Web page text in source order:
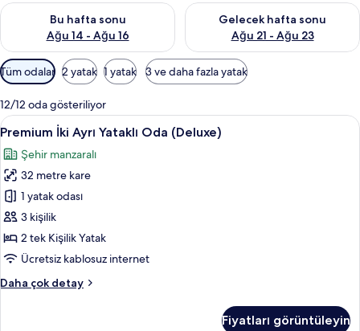
Bu hafta sonu
Ağu 14 - Ağu 16
Bu hafta sonu için müsaitliği kontrol et Ağu 14 - Ağu 16
Gelecek hafta sonu
Ağu 21 - Ağu 23
Önümüzdeki hafta sonu için
Odalar
için
mevcut
filtreler
Tüm odalar 2 yatak 1 yatak 3 ve daha fazla yatak
12/12 oda gösteriliyor
Premium
İki
Ayrı
Yataklı
Oda
(Deluxe)
için
tüm
görün
Premium İki Ayrı Yataklı Oda
9
Premium İki Ayrı Yataklı Oda (Deluxe)
Şehir manzaralı
32 metre kare
1 yatak odası
3 kişilik
2 tek Kişilik Yatak
Ücretsiz kablosuz internet
Daha çok detay
Premium
Fiyatları görüntüleyin